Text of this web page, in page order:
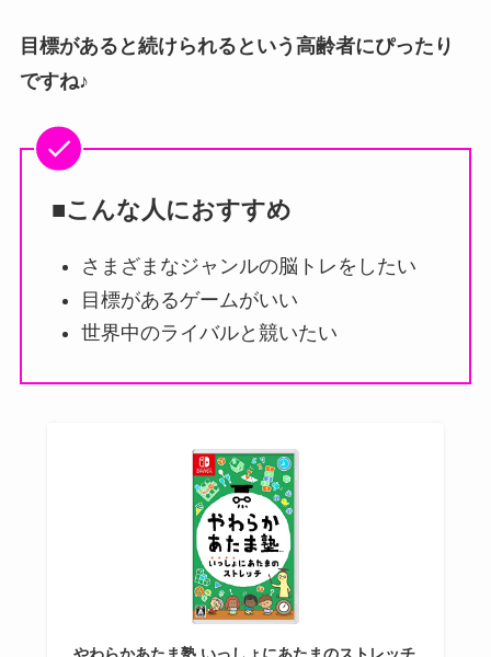
目標があると続けられるという高齢者にぴったり
ですね♪
■こんな人におすすめ
さまざまなジャンルの脳トレをしたい
目標があるゲームがいい
世界中のライバルと競いたい